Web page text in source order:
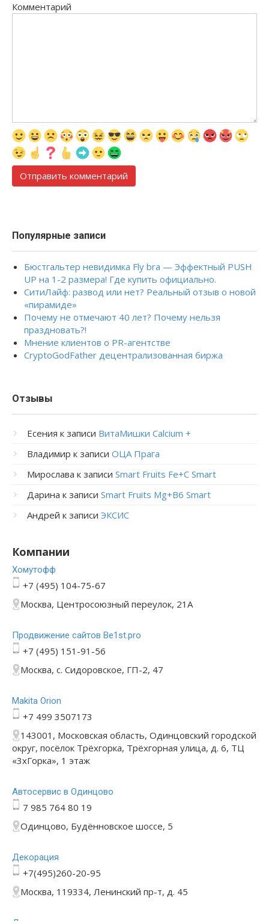
Комментарий
Популярные записи
Бюстгальтер невидимка Fly bra — Эффектный PUSH
UP на 1-2 размера! Где купить официально.
СитиЛайф: развод или нет? Реальный отзыв о новой
«пирамиде»
Почему не отмечают 40 лет? Почему нельзя
праздновать?!
Мнение клиентов о PR-агентстве
CryptoGodFather децентрализованная биржа
Отзывы
Есения к записи ВитаМишки Calcium +
Владимир к записи ОЦА Прага
Мирослава к записи Smart Fruits Fe+C Smart
Дарина к записи Smart Fruits Mg+B6 Smart
Андрей к записи ЭКСИС
Компании
Хомутофф
+7 (495) 104-75-67
Москва, Центросоюзный переулок, 21А
Продвижение сайтов Be1st.pro
+7 (495) 151-91-56
Москва, с. Сидоровское, ГП-2, 47
Makita Orion
+7 499 3507173
143001, Московская область, Одинцовский городской
округ, посёлок Трёхгорка, Трёхгорная улица, д. 6, ТЦ
«3хГорка», 1 этаж
Автосервис в Одинцово
7 985 764 80 19
Одинцово, Будённовское шоссе, 5
Декорация
+7(495)260-20-95
Москва, 119334, Ленинский пр-т, д. 45